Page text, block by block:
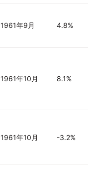
1961年9月 4.8%
1961年10月 8.1%
1961年10月 -3.2%